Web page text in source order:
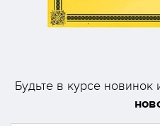
Будьте в курсе новинок